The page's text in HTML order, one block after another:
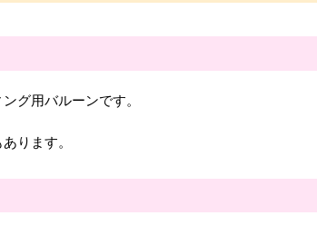
グ用バルーンです。
あります。